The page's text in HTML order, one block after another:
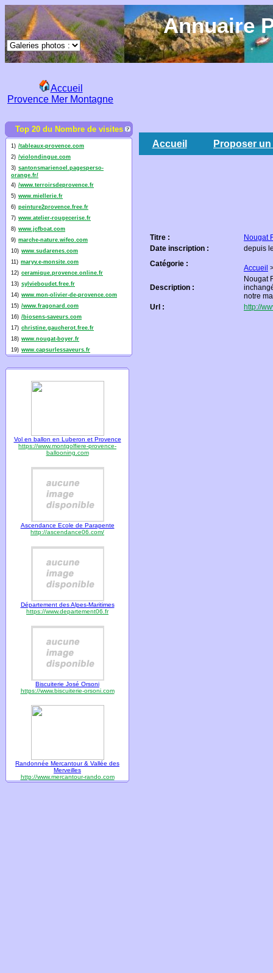
Annuaire
Accueil
Provence Mer Montagne
Top 20 du Nombre de visites
1) /tableaux-provence.com
2) /violondingue.com
3) santonsmarienoel.pagesperso-
orange.fr/
4) /www.terroirsdeprovence.fr
5) www.miellerie.fr
6) peinture2provence.free.fr
7) www.atelier-rougecerise.fr
8) www.jcfboat.com
9) marche-nature.wifeo.com
10) www.sudarenes.com
11) maryv.e-monsite.com
12) ceramique.provence.online.fr
13) sylvieboudet.free.fr
14) www.mon-olivier-de-provence.com
15) /www.fragonard.com
16) /biosens-saveurs.com
17) christine.gaucherot.free.fr
18) www.nougat-boyer.fr
19) www.capsurlessaveurs.fr
Vol en ballon en Luberon et Provence
https://www.montgolfiere-provence-
ballooning.com
Ascendance Ecole de Parapente
http://ascendance06.com/
Département des Alpes-Maritimes
https://www.departement06.fr
Biscuiterie José Orsoni
https://www.biscuiterie-orsoni.com
Randonnée Mercantour & Vallée des
Merveilles
http://www.mercantour-rando.com
Accueil Proposer
Titre :
Nougat
Date inscription :
depuis
Catégorie :
Accueil
Description :
Nougat
notre
Url :
http://